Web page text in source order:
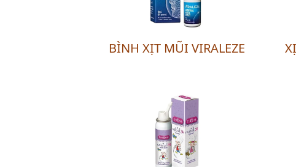
BÌNH XỊT MŨI VIRALEZE